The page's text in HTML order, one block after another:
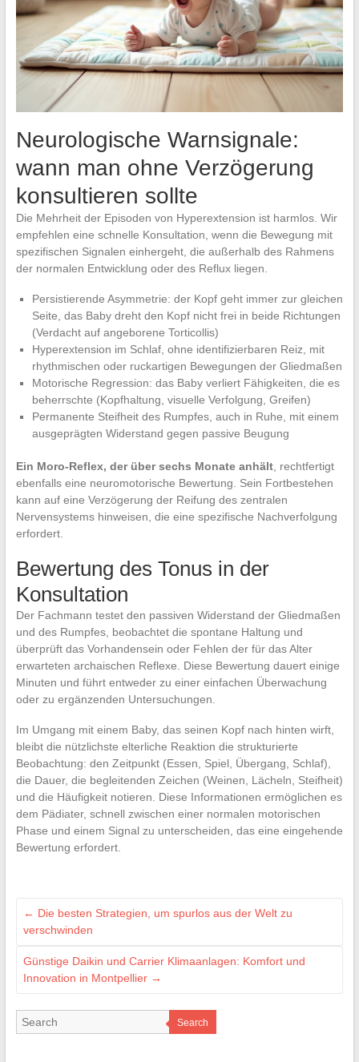
Neurologische Warnsignale:
wann man ohne Verzögerung
konsultieren sollte
Die Mehrheit der Episoden von Hyperextension ist harmlos. Wir
empfehlen eine schnelle Konsultation, wenn die Bewegung mit
spezifischen Signalen einhergeht, die außerhalb des Rahmens
der normalen Entwicklung oder des Reflux liegen.
Persistierende Asymmetrie: der Kopf geht immer zur gleichen
Seite, das Baby dreht den Kopf nicht frei in beide Richtungen
(Verdacht auf angeborene Torticollis)
Hyperextension im Schlaf, ohne identifizierbaren Reiz, mit
rhythmischen oder ruckartigen Bewegungen der Gliedmaßen
Motorische Regression: das Baby verliert Fähigkeiten, die es
beherrschte (Kopfhaltung, visuelle Verfolgung, Greifen)
Permanente Steifheit des Rumpfes, auch in Ruhe, mit einem
ausgeprägten Widerstand gegen passive Beugung
Ein Moro-Reflex, der über sechs Monate anhält, rechtfertigt
ebenfalls eine neuromotorische Bewertung. Sein Fortbestehen
kann auf eine Verzögerung der Reifung des zentralen
Nervensystems hinweisen, die eine spezifische Nachverfolgung
erfordert.
Bewertung des Tonus in der
Konsultation
Der Fachmann testet den passiven Widerstand der Gliedmaßen
und des Rumpfes, beobachtet die spontane Haltung und
überprüft das Vorhandensein oder Fehlen der für das Alter
erwarteten archaischen Reflexe. Diese Bewertung dauert einige
Minuten und führt entweder zu einer einfachen Überwachung
oder zu ergänzenden Untersuchungen.
Im Umgang mit einem Baby, das seinen Kopf nach hinten wirft,
bleibt die nützlichste elterliche Reaktion die strukturierte
Beobachtung: den Zeitpunkt (Essen, Spiel, Übergang, Schlaf),
die Dauer, die begleitenden Zeichen (Weinen, Lächeln, Steifheit)
und die Häufigkeit notieren. Diese Informationen ermöglichen es
dem Pädiater, schnell zwischen einer normalen motorischen
Phase und einem Signal zu unterscheiden, das eine eingehende
Bewertung erfordert.
← Die besten Strategien, um spurlos aus der Welt zu
verschwinden
Günstige Daikin und Carrier Klimaanlagen: Komfort und
Innovation in Montpellier →
Search